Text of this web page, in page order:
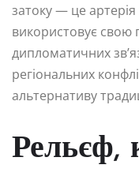
затоку — це артерія
використовує свою
дипломатичних
регіональних
альтернативу
Рельєф,